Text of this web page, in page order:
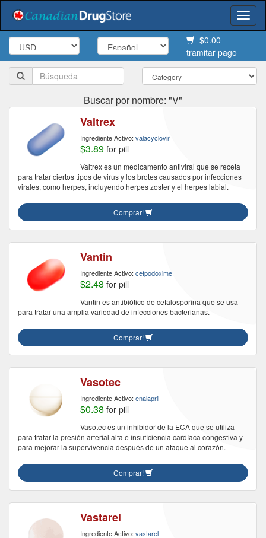
$0.00
tramitar pago
Buscar por nombre: "V"
Valtrex
Ingrediente Activo: valacyclovir
$3.89 for pill
Valtrex es un medicamento antiviral que se receta
para tratar ciertos tipos de virus y los brotes causados ​​por infecciones
virales, como herpes, incluyendo herpes zoster y el herpes labial.
Comprar!
Vantin
Ingrediente Activo: cefpodoxime
$2.48 for pill
Vantin es antibiótico de cefalosporina que se usa
para tratar una amplia variedad de infecciones bacterianas.
Comprar!
Vasotec
Ingrediente Activo: enalapril
$0.38 for pill
Vasotec es un inhibidor de la ECA que se utiliza
para tratar la presión arterial alta e insuficiencia cardíaca congestiva y
para mejorar la supervivencia después de un ataque al corazón.
Comprar!
Vastarel
Ingrediente Activo: vastarel